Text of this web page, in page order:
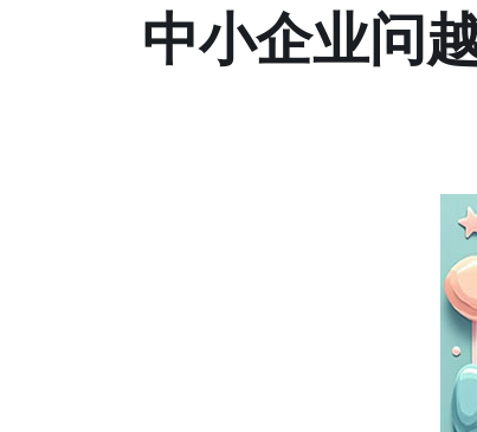
中小企业问